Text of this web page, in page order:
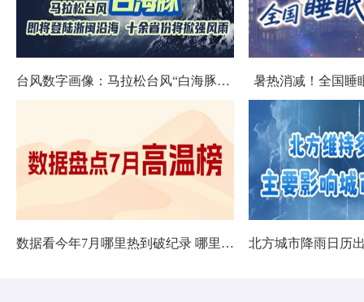
台风数字画像：马拉松台风“白海豚”将影响十余省份 暑热消减！全国睡
数据看今年7月哪里热到破纪录 哪里暑热连轴转